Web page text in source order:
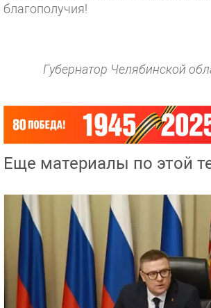
благополучия!
Губернатор Челябинской
Еще материалы по этой